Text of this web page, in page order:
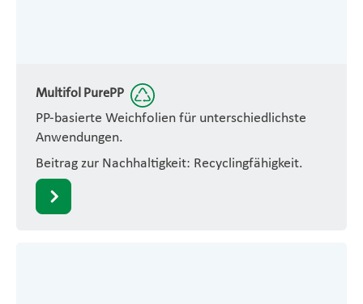
Multifol PurePP
PP-basierte Weichfolien für unterschiedlichste
Anwendungen.
Beitrag zur Nachhaltigkeit: Recyclingfähigkeit.